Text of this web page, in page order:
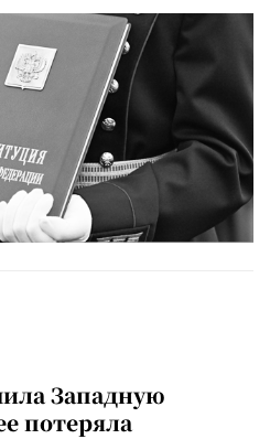
Западную
потеряла